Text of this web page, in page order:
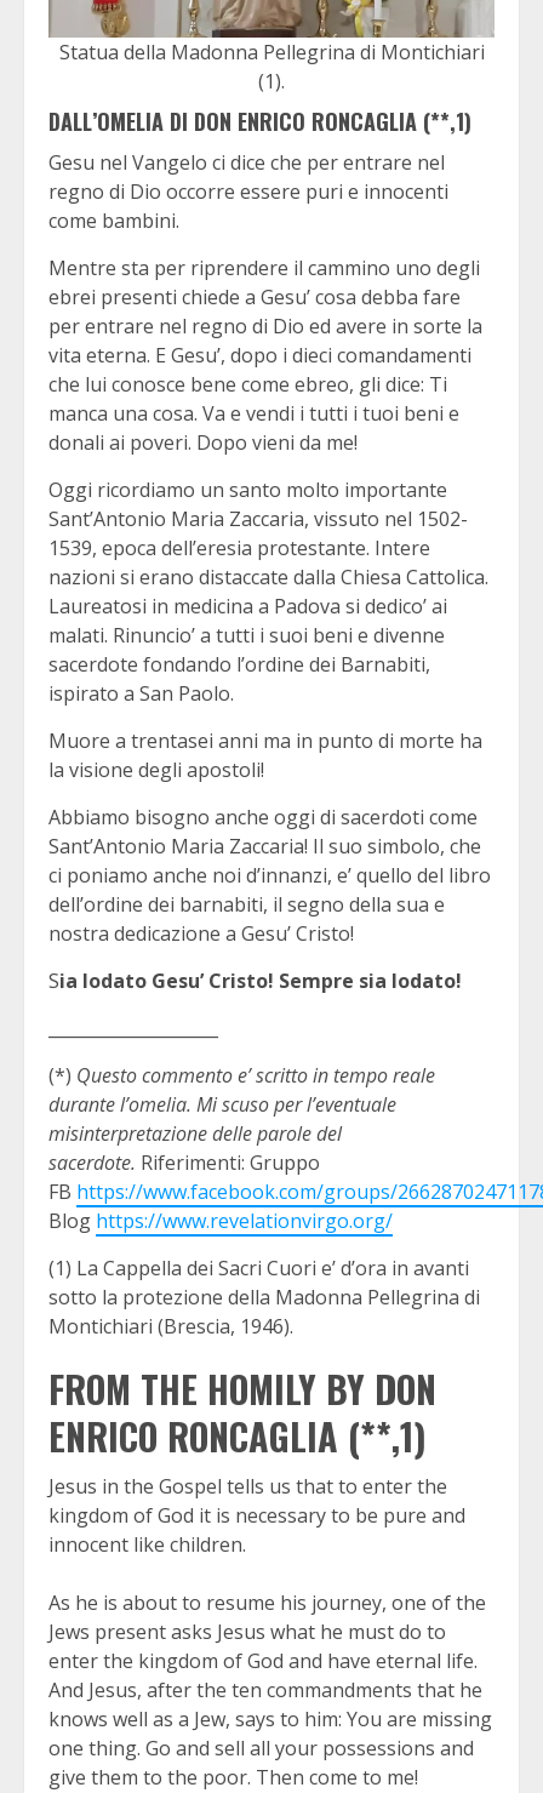
Statua della Madonna Pellegrina di Montichiari
(1).
DALL’OMELIA DI DON ENRICO RONCAGLIA (**,1)
Gesu nel Vangelo ci dice che per entrare nel
regno di Dio occorre essere puri e innocenti
come bambini.
Mentre sta per riprendere il cammino uno degli
ebrei presenti chiede a Gesu’ cosa debba fare
per entrare nel regno di Dio ed avere in sorte la
vita eterna. E Gesu’, dopo i dieci comandamenti
che lui conosce bene come ebreo, gli dice: Ti
manca una cosa. Va e vendi i tutti i tuoi beni e
donali ai poveri. Dopo vieni da me!
Oggi ricordiamo un santo molto importante
Sant’Antonio Maria Zaccaria, vissuto nel 1502-
1539, epoca dell’eresia protestante. Intere
nazioni si erano distaccate dalla Chiesa Cattolica.
Laureatosi in medicina a Padova si dedico’ ai
malati. Rinuncio’ a tutti i suoi beni e divenne
sacerdote fondando l’ordine dei Barnabiti,
ispirato a San Paolo.
Muore a trentasei anni ma in punto di morte ha
la visione degli apostoli!
Abbiamo bisogno anche oggi di sacerdoti come
Sant’Antonio Maria Zaccaria! Il suo simbolo, che
ci poniamo anche noi d’innanzi, e’ quello del libro
dell’ordine dei barnabiti, il segno della sua e
nostra dedicazione a Gesu’ Cristo!
Sia lodato Gesu’ Cristo! Sempre sia lodato!
(*) Questo commento e’ scritto in tempo reale
durante l’omelia. Mi scuso per l’eventuale
misinterpretazione delle parole del
sacerdote. Riferimenti: Gruppo
FB https://www.facebook.com/groups/
Blog https://www.revelationvirgo.org/
(1) La Cappella dei Sacri Cuori e’ d’ora in avanti
sotto la protezione della Madonna Pellegrina di
Montichiari (Brescia, 1946).
FROM THE HOMILY BY DON
ENRICO RONCAGLIA (**,1)
Jesus in the Gospel tells us that to enter the
kingdom of God it is necessary to be pure and
innocent like children.
As he is about to resume his journey, one of the
Jews present asks Jesus what he must do to
enter the kingdom of God and have eternal life.
And Jesus, after the ten commandments that he
knows well as a Jew, says to him: You are missing
one thing. Go and sell all your possessions and
give them to the poor. Then come to me!